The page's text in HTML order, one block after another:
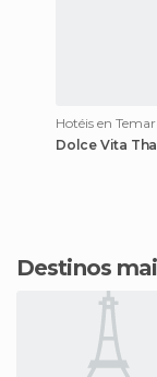
Hotéis en
Dolce Vita
Destinos